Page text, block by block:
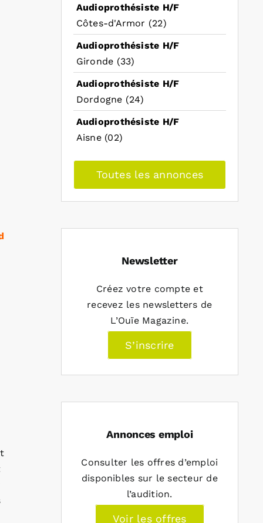
Audioprothésiste H/F
Côtes-d'Armor (22)
Audioprothésiste H/F
Gironde (33)
Audioprothésiste H/F
Dordogne (24)
Audioprothésiste H/F
Aisne (02)
Toutes les annonces
Newsletter
Créez votre compte et
recevez les newsletters de
L’Ouïe Magazine.
S’inscrire
Annonces emploi
Consulter les offres d’emploi
disponibles sur le secteur de
l’audition.
Voir les offres